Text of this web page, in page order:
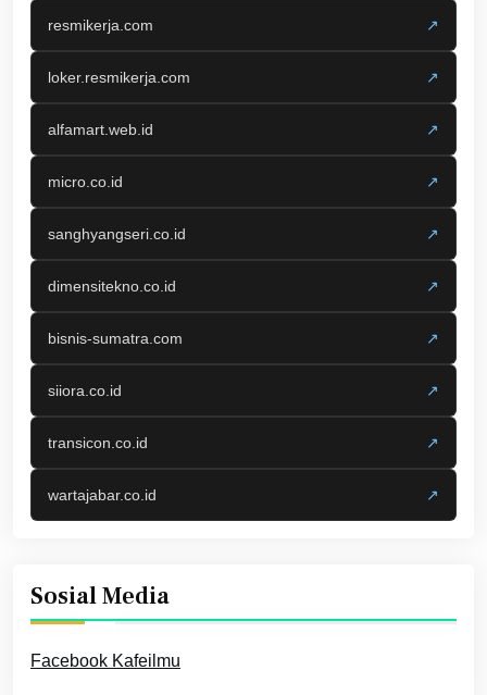
resmikerja.com ↗
loker.resmikerja.com ↗
alfamart.web.id ↗
micro.co.id ↗
sanghyangseri.co.id ↗
dimensitekno.co.id ↗
bisnis-sumatra.com ↗
siiora.co.id ↗
transicon.co.id ↗
wartajabar.co.id ↗
Sosial Media
Facebook Kafeilmu